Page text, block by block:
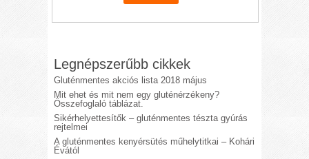
Legnépszerűbb cikkek
Gluténmentes akciós lista 2018 május
Mit ehet és mit nem egy gluténérzékeny?
Összefoglaló táblázat.
Sikérhelyettesítők – gluténmentes tészta gyúrás
rejtelmei
A gluténmentes kenyérsütés műhelytitkai – Kohári
Évától